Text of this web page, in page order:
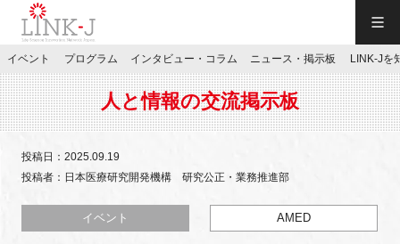
JP／EN
特別会員専用メニュー
イベント プログラム インタビュー・コラム ニュース・掲示板 LINK-Jを
人と情報の交流掲示板
投稿日：2025.09.19
投稿者：日本医療研究開発機構 研究公正・業務推進部
イベント AMED